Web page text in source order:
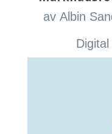
av Albin